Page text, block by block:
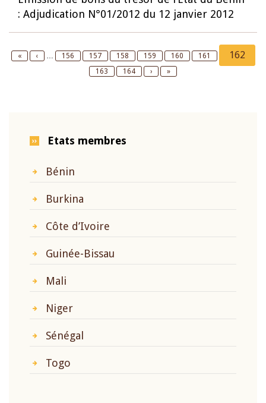
: Adjudication N°01/2012 du 12 janvier 2012
First
«
Previous
‹ … Page
156 Page
157 Page
158 Page
159 Page
160 Page
161
Current
page
162
Page
163 Page
164
Next
›
Last
»
Etats membres
Bénin
Burkina
Côte d’Ivoire
Guinée-Bissau
Mali
Niger
Sénégal
Togo